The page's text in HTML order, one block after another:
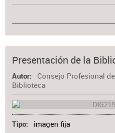
Presentación de la
Autor
Consejo Profesional
Biblioteca
Tipo imagen fija